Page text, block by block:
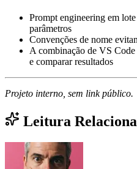
Prompt engineering em
parâmetros
Convenções de nome
A combinação de VS
e comparar resultados
Projeto interno, sem link público.
Leitura